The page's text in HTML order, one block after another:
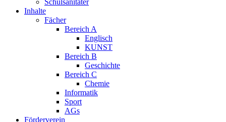
Schulsanitäter
Inhalte
Fächer
Bereich A
Englisch
KUNST
Bereich B
Geschichte
Bereich C
Chemie
Informatik
Sport
AGs
Förderverein